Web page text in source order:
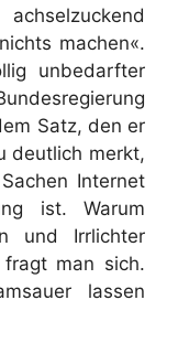
machen«.
unbedarfter
Satz, den er
deutlich merkt,
Internet
ist. Warum
und Irrlichter
man sich.
lassen